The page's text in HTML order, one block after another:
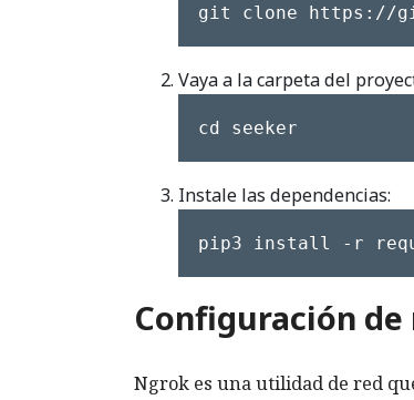
git clone https://
Vaya a la carpeta del
cd seeker
Instale las dependencias:
pip3 install -r
Configuración
Ngrok es una utilidad de red